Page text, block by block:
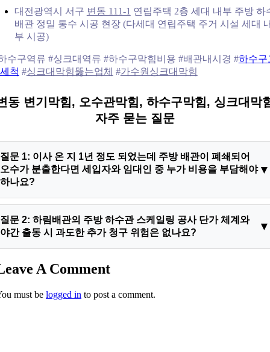
대전광역시 서구 변동 111-1 연립주택 2층 세대 내부 주방 하
배관 정밀 통수 시공 현장 (다세대 연립주택 주거 시설 세대
부 시공)
수구역류 #싱크대역류 #하수구막힘비용 #배관내시경 #하수구
척 #싱크대막힘뚫는업체 #가수원싱크대막힘
동 변기막힘, 오수관막힘, 하수구막힘, 싱크대막
자주 묻는 질문
질문 1: 이사 온 지 1년 정도 되었는데 주방 배관이 폐쇄되어
오수가 분출한다면 세입자와 임대인 중 누가 비용을 부담해야
하나요?
▼
답변: 하수관 내부에 고착된 거대한 유지방 석회 플러그는 대개
수년에 걸쳐 서서히 생성되는 노후 퇴적물입니다. 그렇기 때문에
보수 의무에 의거하여 집주인이 하수구막힘비용 전액을 부담하
는 것이 법적 원칙입니다. 단, 세입자의 명백한 과실인 이물질 투
질문 2: 하림배관의 주방 하수관 스케일링 공사 단가 체계와
야간 출동 시 과도한 추가 청구 위험은 없나요?
▼
답변: 저희 하림배관은 소비자의 신뢰를 최우선으로 수호하기 위
적용하고 있습니다. 무작정 공사에 착수하지 않고 현장에서 고성
A Comment
must be logged in to post a comment.